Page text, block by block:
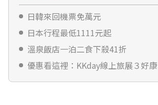
日韓來回機票免萬元
日本行程最低1111元起
溫泉飯店一泊二食下殺41折
優惠看這裡：KKday線上旅展３好康